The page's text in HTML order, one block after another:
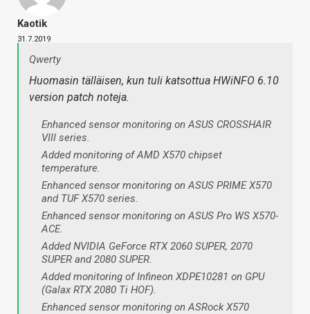
Kaotik
31.7.2019
Qwerty
Huomasin tälläisen, kun tuli katsottua HWiNFO 6.10
version patch noteja.
Enhanced sensor monitoring on ASUS CROSSHAIR
VIII series.
Added monitoring of AMD X570 chipset
temperature.
Enhanced sensor monitoring on ASUS PRIME X570
and TUF X570 series.
Enhanced sensor monitoring on ASUS Pro WS X570-
ACE.
Added NVIDIA GeForce RTX 2060 SUPER, 2070
SUPER and 2080 SUPER.
Added monitoring of Infineon XDPE10281 on GPU
(Galax RTX 2080 Ti HOF).
Enhanced sensor monitoring on ASRock X570